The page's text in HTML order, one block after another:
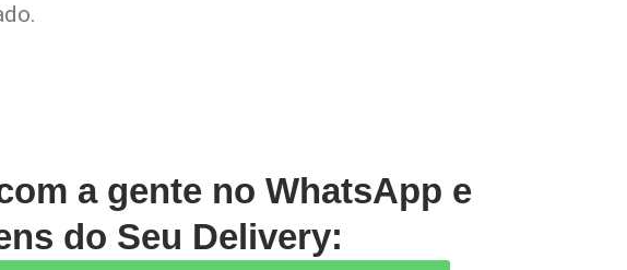
a gente no WhatsApp e
do Seu Delivery: